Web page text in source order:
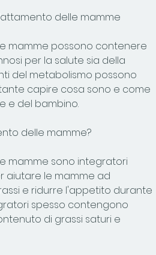
delle mamme
mamme possono contenere
per la salute sia della
del metabolismo possono
capire cosa sono e come
e del bambino.
delle mamme?
mamme sono integratori
aiutare le mamme ad
e ridurre l'appetito durante
spesso contengono
di grassi saturi e